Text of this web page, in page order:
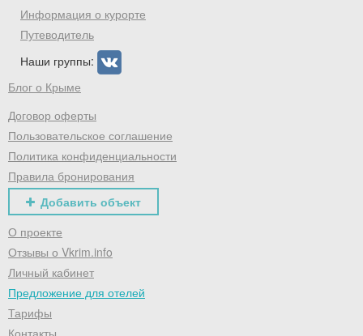
Информация о курорте
Путеводитель
Наши группы:
Блог о Крыме
Договор оферты
Пользовательское соглашение
Политика конфиденциальности
Правила бронирования
Добавить объект
О проекте
Отзывы о Vkrim.info
Личный кабинет
Предложение для отелей
Тарифы
Контакты